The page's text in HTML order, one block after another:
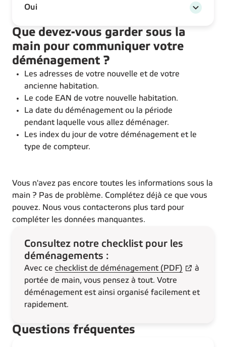
Oui
Que devez-vous garder sous la
main pour communiquer votre
déménagement ?
Les adresses de votre nouvelle et de votre
ancienne habitation.
Le code EAN de votre nouvelle habitation.
La date du déménagement ou la période
pendant laquelle vous allez déménager.
Les index du jour de votre déménagement et le
type de compteur.
Vous n'avez pas encore toutes les informations sous la
main ? Pas de problème. Complétez déjà ce que vous
pouvez. Nous vous contacterons plus tard pour
compléter les données manquantes.
Consultez notre checklist pour les
déménagements :
Avec ce checklist de déménagement (PDF)
à
portée de main, vous pensez à tout. Votre
déménagement est ainsi organisé facilement et
rapidement.
Questions fréquentes